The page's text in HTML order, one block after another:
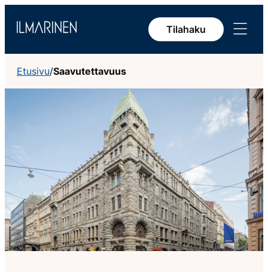
sisältöön
Tilahaku
Avaa
valikko
Etusivu/Saavutettavuus